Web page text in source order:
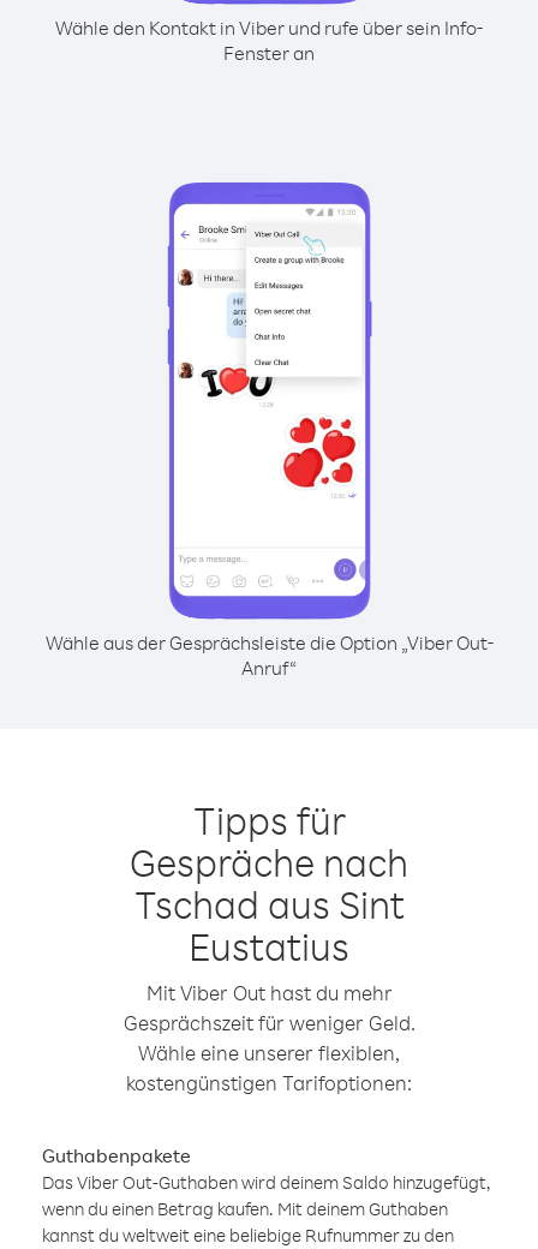
Wähle den Kontakt in Viber und rufe über sein Info-
Fenster an
Wähle aus der Gesprächsleiste die Option „Viber Out-
Anruf“
Tipps für
Gespräche nach
Tschad aus Sint
Eustatius
Mit Viber Out hast du mehr
Gesprächszeit für weniger Geld.
Wähle eine unserer flexiblen,
kostengünstigen Tarifoptionen:
Guthabenpakete
Das Viber Out-Guthaben wird deinem Saldo hinzugefügt,
wenn du einen Betrag kaufen. Mit deinem Guthaben
kannst du weltweit eine beliebige Rufnummer zu den